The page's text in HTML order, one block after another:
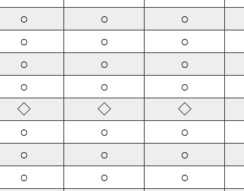
○ ○ ○
○ ○ ○
○ ○ ○
○ ○ ○
◇ ◇ ◇
○ ○ ○
○ ○ ○
○ ○ ○